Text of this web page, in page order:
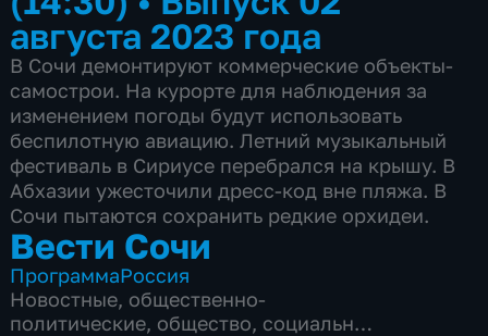
августа 2023 года
В Сочи демонтируют коммерческие объекты-
самострои. На курорте для наблюдения за
изменением погоды будут использовать
беспилотную авиацию. Летний музыкальный
фестиваль в Сириусе перебрался на крышу. В
Абхазии ужесточили дресс-код вне пляжа. В
Сочи пытаются сохранить редкие орхидеи.
Вести Сочи
ПрограммаРоссия
Новостные, общественно-
политические, общество, социально-